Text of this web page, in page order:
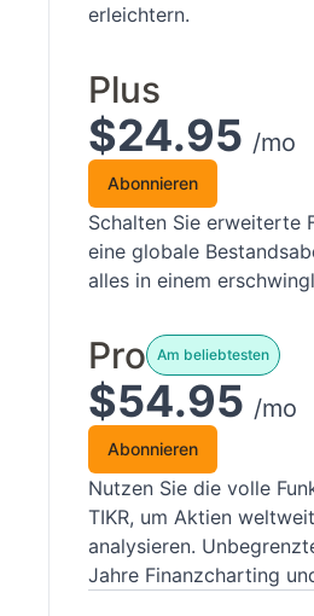
erleichtern.
Plus
$24.95 /mo
Abonnieren
Schalten Sie erweiterte
eine globale
alles in einem
Pro Am beliebtesten
$54.95 /mo
Abonnieren
Nutzen Sie die volle
TIKR, um Aktien
analysieren.
Jahre Finanzcharting